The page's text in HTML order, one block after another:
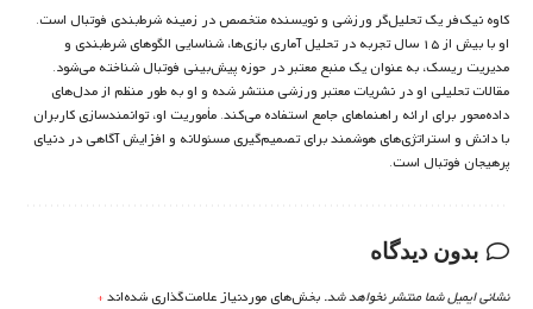
کاوه نیک‌فر یک تحلیل‌گر ورزشی و نویسنده متخصص در زمینه شرط‌بندی فوتبال است.
او با بیش از ۱۵ سال تجربه در تحلیل آماری بازی‌ها، شناسایی الگوهای شرط‌بندی و
مدیریت ریسک، به عنوان یک منبع معتبر در حوزه پیش‌بینی فوتبال شناخته می‌شود.
مقالات تحلیلی او در نشریات معتبر ورزشی منتشر شده و او به طور منظم از مدل‌های
داده‌محور برای ارائه راهنماهای جامع استفاده می‌کند. مأموریت او، توانمندسازی کاربران
با دانش و استراتژی‌های هوشمند برای تصمیم‌گیری مسئولانه و افزایش آگاهی در دنیای
پرهیجان فوتبال است.
بدون دیدگاه
نشانی ایمیل شما منتشر نخواهد شد. بخش‌های موردنیاز علامت‌گذاری شده‌اند*